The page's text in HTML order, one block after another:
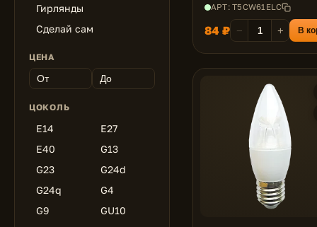
Гирлянды
Сделай сам
ЦЕНА
ЦОКОЛЬ
E14
E27
E40
G13
G23
G24d
G24q
G4
G9
GU10
АРТ: T5CW61ELC
84 ₽ − + В